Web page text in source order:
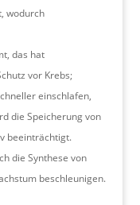
wodurch
das hat
vor Krebs;
einschlafen,
die Speicherung von
beeinträchtigt.
die Synthese von
beschleunigen.